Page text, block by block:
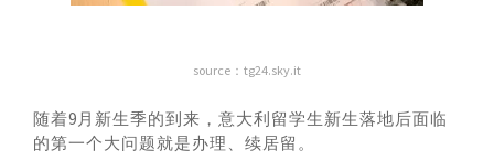
source：tg24.sky.it
随着9月新生季的到来，意大利留学生新生落地后面临
的第一个大问题就是办理、续居留。